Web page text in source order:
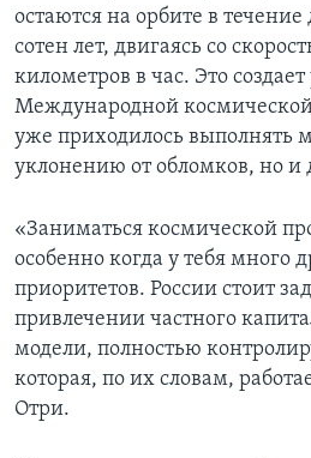
остаются на орбите в течение
сотен лет, двигаясь со
километров в час. Это
Международной
уже приходилось выполнять
уклонению от обломков, но и
«Заниматься космической
особенно когда у тебя много
приоритетов. России стоит
привлечении частного
модели, полностью
которая, по их словам,
Отри.